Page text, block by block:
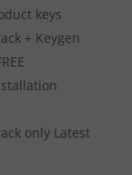
keys
+ Keygen
only Latest